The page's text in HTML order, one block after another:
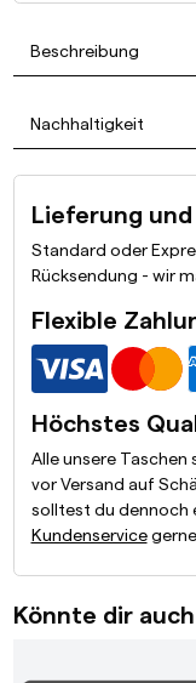
Beschreibung
Nachhaltigkeit
Lieferung
Standard oder
Rücksendung - wir
Flexible
Höchstes
Alle unsere
vor Versand auf
solltest du dennoch
Kundenservice
Könnte dir